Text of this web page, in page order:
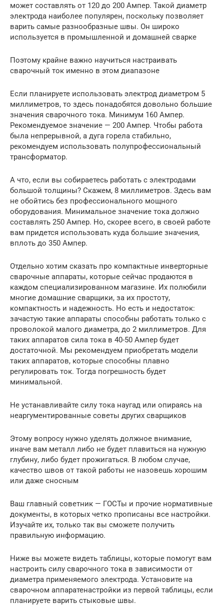
может составлять от 120 до 200 Ампер. Такой диаметр
электрода наиболее популярен, поскольку позволяет
варить самые разнообразные швы. Он широко
используется в промышленной и домашней сварке
Поэтому крайне важно научиться настраивать
сварочный ток именно в этом диапазоне
Если планируете использовать электрод диаметром 5
миллиметров, то здесь понадобятся довольно большие
значения сварочного тока. Минимум 160 Ампер.
Рекомендуемое значение — 200 Ампер. Чтобы работа
была непрерывной, а дуга горела стабильно,
рекомендуем использовать полупрофессиональный
трансформатор.
А что, если вы собираетесь работать с электродами
большой толщины? Скажем, 8 миллиметров. Здесь вам
не обойтись без профессионального мощного
оборудования. Минимальное значение тока должно
составлять 250 Ампер. Но, скорее всего, в своей работе
вам придется использовать куда большие значения,
вплоть до 350 Ампер.
Отдельно хотим сказать про компактные инверторные
сварочные аппараты, которые сейчас продаются в
каждом специализированном магазине. Их полюбили
многие домашние сварщики, за их простоту,
компактность и надежность. Но есть и недостаток:
зачастую такие аппараты способны работать только с
проволокой малого диаметра, до 2 миллиметров. Для
таких аппаратов сила тока в 40-50 Ампер будет
достаточной. Мы рекомендуем приобретать модели
таких аппаратов, которые способны плавно
регулировать ток. Тогда погрешность будет
минимальной.
Не устанавливайте силу тока наугад или опираясь на
неаргументированные советы других сварщиков
Этому вопросу нужно уделять должное внимание,
иначе вам металл либо не будет плавиться на нужную
глубину, либо будет прожигаться. В любом случае,
качество швов от такой работы не назовешь хорошим
или даже сносным
Ваш главный советник — ГОСТы и прочие нормативные
документы, в которых четко прописаны все настройки.
Изучайте их, только так вы сможете получить
правильную информацию.
Ниже вы можете видеть таблицы, которые помогут вам
настроить силу сварочного тока в зависимости от
диаметра применяемого электрода. Установите на
сварочном аппаратенастройки из первой таблицы, если
планируете варить стыковые швы.